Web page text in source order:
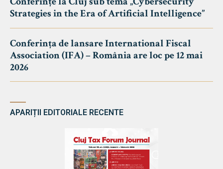
Strategies in the Era of Artificial Intelligence”
Conferința de lansare International Fiscal
Association (IFA) – România are loc pe 12 mai
2026
APARIȚII EDITORIALE RECENTE